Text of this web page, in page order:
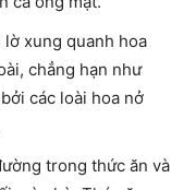
xung quanh hoa
chẳng hạn như
các loài hoa nở
trong thức ăn và